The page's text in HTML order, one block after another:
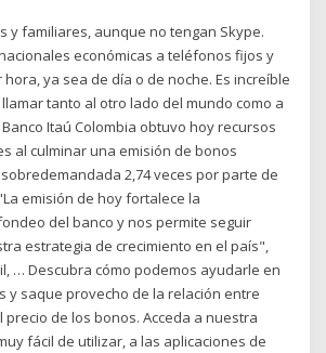
y familiares, aunque no tengan Skype.
económicas a teléfonos fijos y
ya sea de día o de noche. Es increíble
tanto al otro lado del mundo como a
Itaú Colombia obtuvo hoy recursos
al culminar una emisión de bonos
2,74 veces por parte de
emisión de hoy fortalece la
del banco y nos permite seguir
estrategia de crecimiento en el país",
… Descubra cómo podemos ayudarle en
y saque provecho de la relación entre
de los bonos. Acceda a nuestra
fácil de utilizar, a las aplicaciones de